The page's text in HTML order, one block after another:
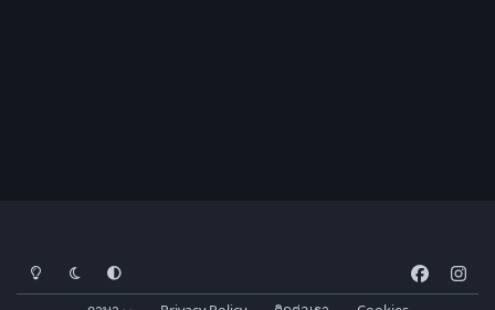
โหมดสว่างโหมดมืด การตั้งค่าระบบ
a
n